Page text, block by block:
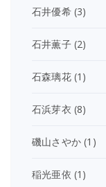
石井優希(3)
石井薫子(2)
石森璃花(1)
石浜芽衣 (8)
磯山さやか (1)
稲光亜依 (1)